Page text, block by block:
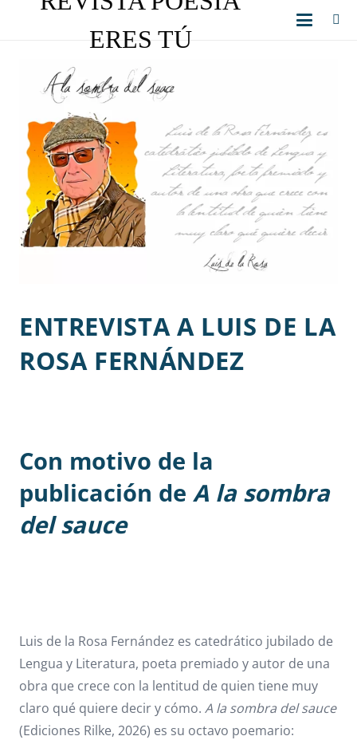
ERES TÚ
ENTREVISTA A LUIS DE LA
ROSA FERNÁNDEZ
Con motivo de la
publicación de A la sombra
del sauce
Luis de la Rosa Fernández es catedrático jubilado de
Lengua y Literatura, poeta premiado y autor de una
obra que crece con la lentitud de quien tiene muy
claro qué quiere decir y cómo. A la sombra del sauce
(Ediciones Rilke, 2026) es su octavo poemario: